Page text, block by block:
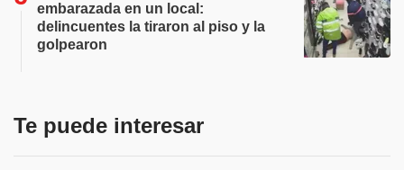
embarazada en un local:
delincuentes la tiraron al piso y la
golpearon
Te puede interesar